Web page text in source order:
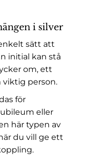
i silver
sätt att
initial kan stå
om, ett
viktig person.
för
eller
här typen av
du vill ge ett